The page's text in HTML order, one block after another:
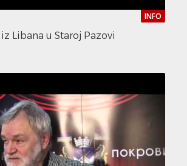
INFO
Libana u Staroj Pazovi